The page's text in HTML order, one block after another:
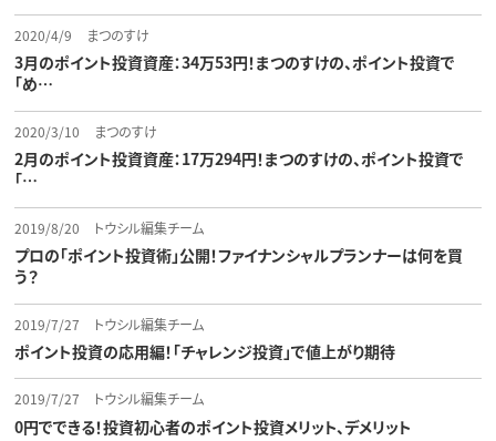
2020/4/9 まつのすけ
3月のポイント投資資産：34万53円！まつのすけの、ポイント投資で
「め…
2020/3/10 まつのすけ
2月のポイント投資資産：17万294円！まつのすけの、ポイント投資で
「…
2019/8/20 トウシル編集チーム
プロの「ポイント投資術」公開！ファイナンシャルプランナーは何を買
う？
2019/7/27 トウシル編集チーム
ポイント投資の応用編！「チャレンジ投資」で値上がり期待
2019/7/27 トウシル編集チーム
0円でできる！投資初心者のポイント投資メリット、デメリット